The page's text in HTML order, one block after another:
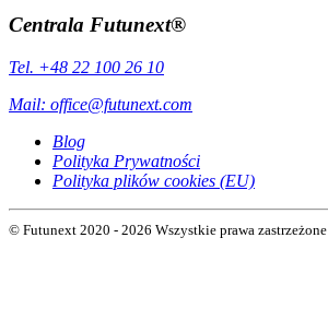
Centrala Futunext®
Tel. +48 22 100 26 10
Mail: office@futunext.com
Blog
Polityka Prywatności
Polityka plików cookies (EU)
© Futunext 2020 - 2026 Wszystkie prawa zastrzeżone